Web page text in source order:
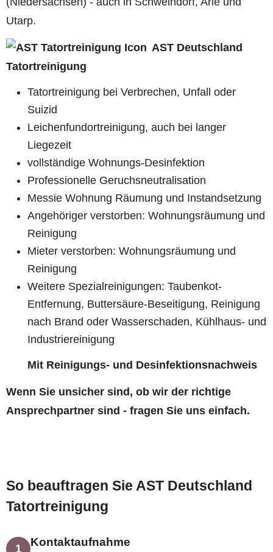
Utarp.
AST Deutschland
Tatortreinigung
Tatortreinigung bei Verbrechen, Unfall oder
Suizid
Leichenfundortreinigung, auch bei langer
Liegezeit
vollständige Wohnungs-Desinfektion
Professionelle Geruchsneutralisation
Messie Wohnung Räumung und Instandsetzung
Angehöriger verstorben: Wohnungsräumung und
Reinigung
Mieter verstorben: Wohnungsräumung und
Reinigung
Weitere Spezialreinigungen: Taubenkot-
Entfernung, Buttersäure-Beseitigung, Reinigung
nach Brand oder Wasserschaden, Kühlhaus- und
Industriereinigung
Mit Reinigungs- und Desinfektionsnachweis
Wenn Sie unsicher sind, ob wir der richtige
Ansprechpartner sind - fragen Sie uns einfach.
So beauftragen Sie AST Deutschland
Tatortreinigung
1 Kontaktaufnahme